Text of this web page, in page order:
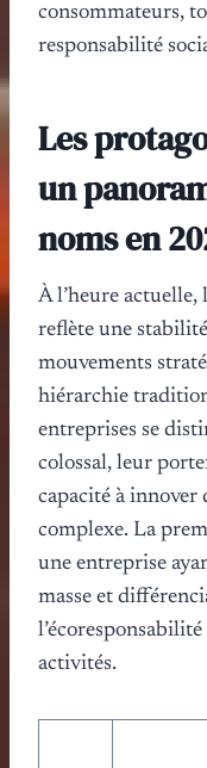
consommateurs,
responsabilité
Les
un
noms en
À l’heure actuelle,
reflète une
mouvements
hiérarchie
entreprises se
colossal, leur
capacité à innover
complexe. La
une entreprise
masse et
activités.